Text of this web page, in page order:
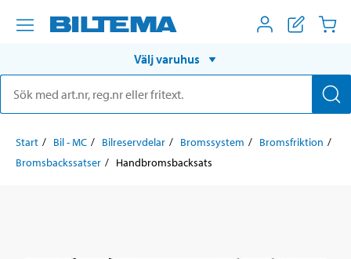
Välj varuhus
Start Bil - MC Bilreservdelar Bromssystem
Bromsfriktion
Bromsbackssatser
Handbromsbacksats